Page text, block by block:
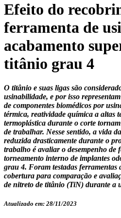
Efeito do
ferramenta de
acabamento
titânio grau 4
O titânio e suas ligas são
usinabilidade, e por isso
de componentes biomédicos por
térmica, reatividade química a altas
termoplástica durante o corte
de trabalhar. Nesse sentido, a vida
reduzida drasticamente durante o
trabalho é avaliar o desempenho de
torneamento interno de implantes
grau 4. Foram testadas ferramentas
cobertura para comparação e
de nitreto de titânio (TiN) durante a
Atualizado em: 28/11/2023